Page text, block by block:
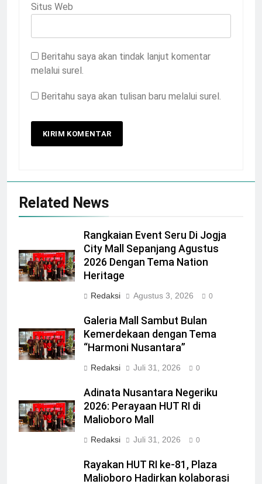
Situs Web
Beritahu saya akan tindak lanjut komentar
melalui surel.
Beritahu saya akan tulisan baru melalui surel.
Related News
Rangkaian Event Seru Di Jogja
City Mall Sepanjang Agustus
2026 Dengan Tema Nation
Heritage
Redaksi Agustus 3, 2026 0
Galeria Mall Sambut Bulan
Kemerdekaan dengan Tema
“Harmoni Nusantara”
Redaksi Juli 31, 2026 0
Adinata Nusantara Negeriku
2026: Perayaan HUT RI di
Malioboro Mall
Redaksi Juli 31, 2026 0
Rayakan HUT RI ke-81, Plaza
Malioboro Hadirkan kolaborasi